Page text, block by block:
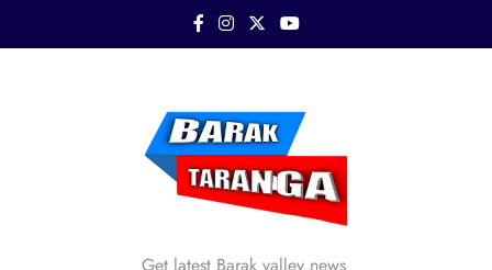
Get latest Barak valley news